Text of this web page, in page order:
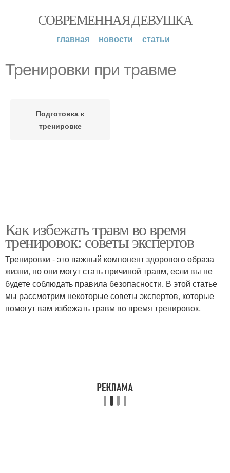
СОВРЕМЕННАЯ ДЕВУШКА
главная новости статьи
Тренировки при травме
Подготовка к
тренировке
Как избежать травм во время
тренировок: советы экспертов
Тренировки - это важный компонент здорового образа
жизни, но они могут стать причиной травм, если вы не
будете соблюдать правила безопасности. В этой статье
мы рассмотрим некоторые советы экспертов, которые
помогут вам избежать травм во время тренировок.